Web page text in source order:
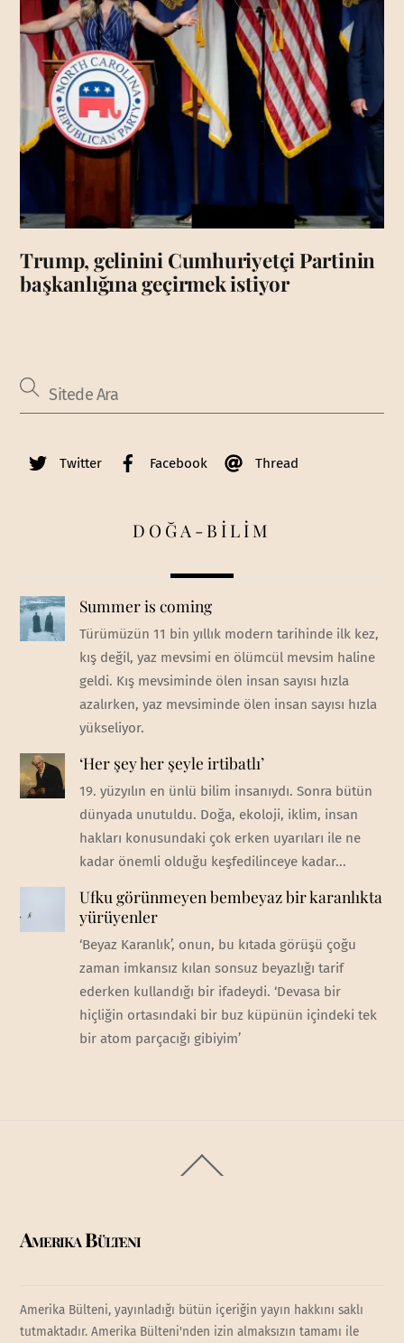
Trump, gelinini Cumhuriyetçi Partinin
başkanlığına geçirmek istiyor
Twitter Facebook Thread
DOĞA-BİLİM
Summer is coming
Türümüzün 11 bin yıllık modern tarihinde ilk kez,
kış değil, yaz mevsimi en ölümcül mevsim haline
geldi. Kış mevsiminde ölen insan sayısı hızla
azalırken, yaz mevsiminde ölen insan sayısı hızla
yükseliyor.
‘Her şey her şeyle irtibatlı’
19. yüzyılın en ünlü bilim insanıydı. Sonra bütün
dünyada unutuldu. Doğa, ekoloji, iklim, insan
hakları konusundaki çok erken uyarıları ile ne
kadar önemli olduğu keşfedilinceye kadar...
Ufku görünmeyen bembeyaz bir karanlıkta
yürüyenler
‘Beyaz Karanlık’, onun, bu kıtada görüşü çoğu
zaman imkansız kılan sonsuz beyazlığı tarif
ederken kullandığı bir ifadeydi. ‘Devasa bir
hiçliğin ortasındaki bir buz küpünün içindeki tek
bir atom parçacığı gibiyim’
To
Amerika Bülteni
Amerika Bülteni, yayınladığı bütün içeriğin yayın hakkını saklı
tutmaktadır. Amerika Bülteni'nden izin almaksızın tamamı ile